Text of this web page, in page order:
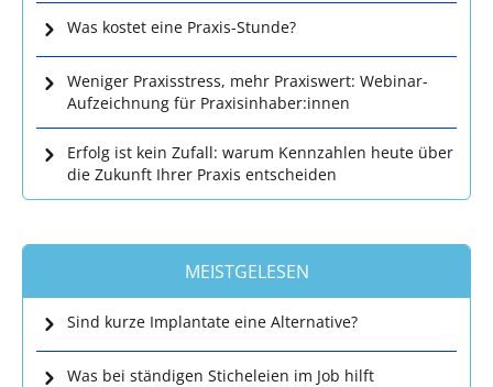
Was kostet eine Praxis-Stunde?
Weniger Praxisstress, mehr Praxiswert: Webinar-
Aufzeichnung für Praxisinhaber:innen
Erfolg ist kein Zufall: warum Kennzahlen heute über
die Zukunft Ihrer Praxis entscheiden
MEISTGELESEN
Sind kurze Implantate eine Alternative?
Was bei ständigen Sticheleien im Job hilft